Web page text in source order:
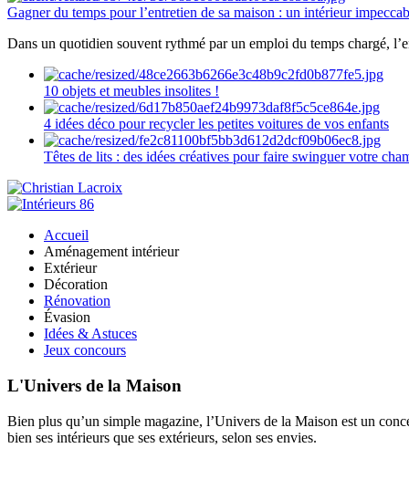
Gagner du temps pour l’entretien de sa maison : un intérieur
Dans un quotidien souvent rythmé par un emploi du temps chargé,
10 objets et meubles insolites !
4 idées déco pour recycler les petites voitures de vos enfants
Têtes de lits : des idées créatives pour faire swinguer votre
Accueil
Aménagement intérieur
Extérieur
Décoration
Rénovation
Évasion
Idées & Astuces
Jeux concours
L'Univers de la Maison
Bien plus qu’un simple magazine, l’Univers de la Maison est un
bien ses intérieurs que ses extérieurs, selon ses envies.